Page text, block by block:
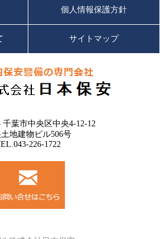
個人情報保護方針
サイトマップ
千葉市中央区中央4-12-12
地建物ビル506号
226-1722